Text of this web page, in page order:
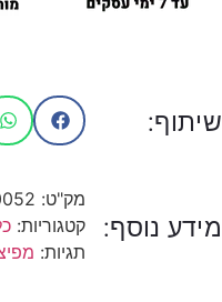
שיתוף:
מידע נוסף:
מק"ט:
קטגוריות:
תגיות: